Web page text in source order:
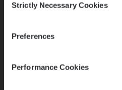
Selection
Strictly Necessary Cookies
Preferences
Performance Cookies